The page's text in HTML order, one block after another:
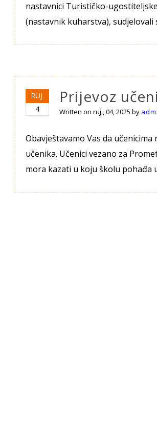
nastavnici Turističko-
(nastavnik kuharstva), sudjelovali
RUJ.
4
Prijevoz
Written onruj., 04, 2025 by
Obavještavamo Vas da
učenika. Učenici vezano za
mora kazati u koju školu